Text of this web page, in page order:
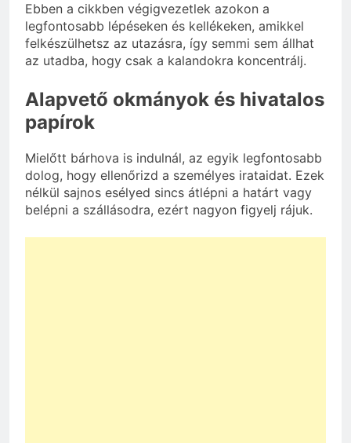
Ebben a cikkben végigvezetlek azokon a
legfontosabb lépéseken és kellékeken, amikkel
felkészülhetsz az utazásra, így semmi sem állhat
az utadba, hogy csak a kalandokra koncentrálj.
Alapvető okmányok és hivatalos
papírok
Mielőtt bárhova is indulnál, az egyik legfontosabb
dolog, hogy ellenőrizd a személyes irataidat. Ezek
nélkül sajnos esélyed sincs átlépni a határt vagy
belépni a szállásodra, ezért nagyon figyelj rájuk.